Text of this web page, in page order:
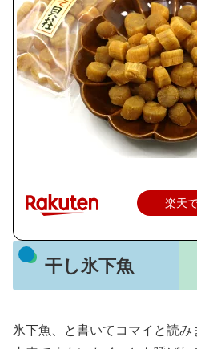
楽天
干し氷下魚
氷下魚、と書いてコマイと読